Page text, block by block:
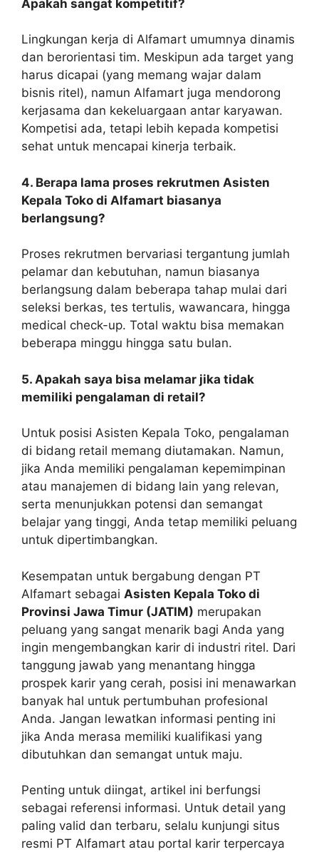
Apakah sangat kompetitif?
Lingkungan kerja di Alfamart umumnya dinamis
dan berorientasi tim. Meskipun ada target yang
harus dicapai (yang memang wajar dalam
bisnis ritel), namun Alfamart juga mendorong
kerjasama dan kekeluargaan antar karyawan.
Kompetisi ada, tetapi lebih kepada kompetisi
sehat untuk mencapai kinerja terbaik.
4. Berapa lama proses rekrutmen Asisten
Kepala Toko di Alfamart biasanya
berlangsung?
Proses rekrutmen bervariasi tergantung jumlah
pelamar dan kebutuhan, namun biasanya
berlangsung dalam beberapa tahap mulai dari
seleksi berkas, tes tertulis, wawancara, hingga
medical check-up. Total waktu bisa memakan
beberapa minggu hingga satu bulan.
5. Apakah saya bisa melamar jika tidak
memiliki pengalaman di retail?
Untuk posisi Asisten Kepala Toko, pengalaman
di bidang retail memang diutamakan. Namun,
jika Anda memiliki pengalaman kepemimpinan
atau manajemen di bidang lain yang relevan,
serta menunjukkan potensi dan semangat
belajar yang tinggi, Anda tetap memiliki peluang
untuk dipertimbangkan.
Kesempatan untuk bergabung dengan PT
Alfamart sebagai Asisten Kepala Toko di
Provinsi Jawa Timur (JATIM) merupakan
peluang yang sangat menarik bagi Anda yang
ingin mengembangkan karir di industri ritel. Dari
tanggung jawab yang menantang hingga
prospek karir yang cerah, posisi ini menawarkan
banyak hal untuk pertumbuhan profesional
Anda. Jangan lewatkan informasi penting ini
jika Anda merasa memiliki kualifikasi yang
dibutuhkan dan semangat untuk maju.
Penting untuk diingat, artikel ini berfungsi
sebagai referensi informasi. Untuk detail yang
paling valid dan terbaru, selalu kunjungi situs
resmi PT Alfamart atau portal karir terpercaya